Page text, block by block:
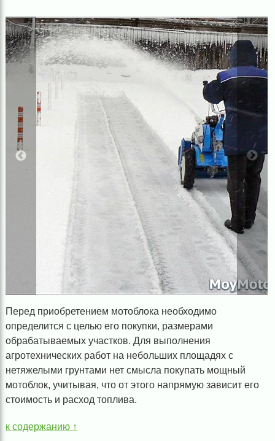
Перед приобретением мотоблока необходимо
определится с целью его покупки, размерами
обрабатываемых участков. Для выполнения
агротехнических работ на небольших площадях с
нетяжелыми грунтами нет смысла покупать мощный
мотоблок, учитывая, что от этого напрямую зависит его
стоимость и расход топлива.
к содержанию ↑